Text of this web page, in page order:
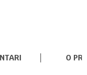
O